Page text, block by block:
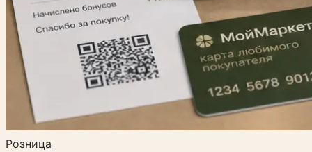
Розница